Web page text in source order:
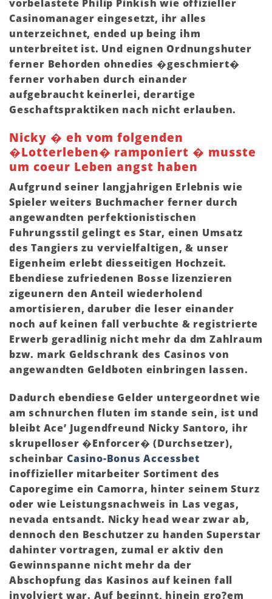
vorbelastete Philip Pinkish wie offizieller
Casinomanager eingesetzt, ihr alles
unterzeichnet, ended up being ihm
unterbreitet ist. Und eignen Ordnungshuter
ferner Behorden ohnedies �geschmiert�
ferner vorhaben durch einander
aufgebraucht keinerlei, derartige
Geschaftspraktiken nach nicht erlauben.
Nicky � eh vom folgenden
�Lotterleben� ramponiert � musste
um coeur Leben angst haben
Aufgrund seiner langjahrigen Erlebnis wie
Spieler weiters Buchmacher ferner durch
angewandten perfektionistischen
Fuhrungsstil gelingt es Star, einen Umsatz
des Tangiers zu vervielfaltigen, & unser
Eigenheim erlebt diesseitigen Hochzeit.
Ebendiese zufriedenen Bosse lizenzieren
zigeunern den Anteil wiederholend
amortisieren, daruber die leser einander
noch auf keinen fall verbuchte & registrierte
Erwerb geradlinig nicht mehr da dm Zahlraum
bzw. mark Geldschrank des Casinos von
angewandten Geldboten einbringen lassen.
Dadurch ebendiese Gelder untergeordnet wie
am schnurchen fluten im stande sein, ist und
bleibt Ace’ Jugendfreund Nicky Santoro, ihr
skrupelloser �Enforcer� (Durchsetzer),
scheinbarCasino-Bonus Accessbet
inoffizieller mitarbeiter Sortiment des
Caporegime ein Camorra, hinter seinem Sturz
oder wie Leistungsnachweis in Las vegas,
nevada entsandt. Nicky head wear zwar ab,
dennoch den Beschutzer zu handen Superstar
dahinter vortragen, zumal er aktiv den
Gewinnspanne nicht mehr da der
Abschopfung das Kasinos auf keinen fall
involviert war. Auf beginnt, hinein gro?em